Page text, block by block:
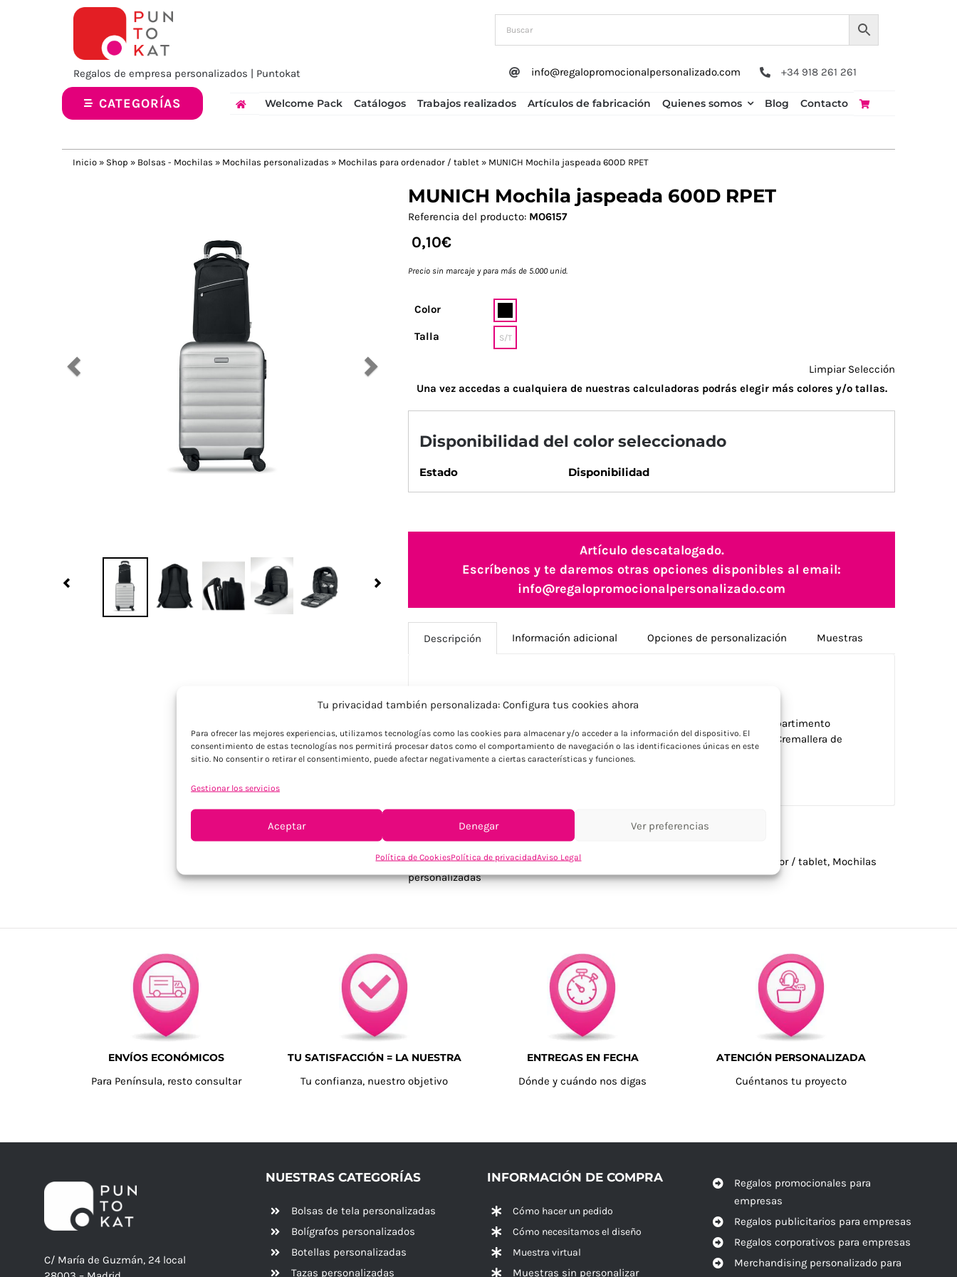
Tu privacidad también personalizada: Configura tus cookies ahora
Para ofrecer las mejores experiencias, utilizamos tecnologías como las cookies para almacenar y/o acceder a la información del dispositivo. El
consentimiento de estas tecnologías nos permitirá procesar datos como el comportamiento de navegación o las identificaciones únicas en este
sitio. No consentir o retirar el consentimiento, puede afectar negativamente a ciertas características y funciones.
Gestionar los servicios
Aceptar Denegar Ver preferencias
Política de CookiesPolítica de privacidadAviso Legal
Regalos de empresa personalizados | Puntokat info@regalopromocionalpersonalizado.com +34 918 261 261
CATEGORÍAS Welcome Pack Catálogos Trabajos realizados Artículos de fabricación Quienes somos Blog Contacto
Inicio » Shop » Bolsas - Mochilas » Mochilas personalizadas » Mochilas para ordenador / tablet » MUNICH Mochila jaspeada 600D RPET
MUNICH Mochila jaspeada 600D RPET
Referencia del producto: MO6157
0,10€
Precio sin marcaje y para más de 5.000 unid.
Color
Talla S/T
Limpiar Selección
Una vez accedas a cualquiera de nuestras calculadoras podrás elegir más colores y/o tallas.
Disponibilidad del color seleccionado
Estado Disponibilidad
Artículo descatalogado.
Escríbenos y te daremos otras opciones disponibles al email:
info@regalopromocionalpersonalizado.com
Descripción Información adicional Opciones de personalización Muestras
Mochila jaspeada en RPET 600D con correas acolchadas. Incluye compartimento
interno para portátil de 13 pulgadas y bolsillo exterior con cremallera. Cremallera de
compartimento principal en parte interna para una mayor protección.
SKU:MO6157-03
Categorías:Bolsas - Mochilas,Bolsas personalizadas Mochilas para ordenador / tablet, Mochilas
personalizadas
ENVÍOS ECONÓMICOS
Para Península, resto consultar
TU SATISFACCIÓN = LA NUESTRA
Tu confianza, nuestro objetivo
ENTREGAS EN FECHA
Dónde y cuándo nos digas
ATENCIÓN PERSONALIZADA
Cuéntanos tu proyecto
C/ María de Guzmán, 24 local
NUESTRAS CATEGORÍAS
Bolsas de tela personalizadas
Bolígrafos personalizados
Botellas personalizadas
Tazas personalizadas
INFORMACIÓN DE COMPRA
Cómo hacer un pedido
Cómo necesitamos el diseño
Muestra virtual
Muestras sin personalizar
Regalos promocionales para
empresas
Regalos publicitarios para empresas
Regalos corporativos para empresas
Merchandising personalizado para